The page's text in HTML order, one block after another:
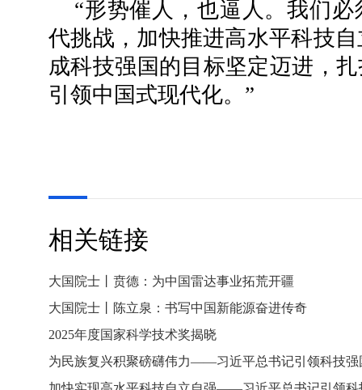
“形势催人，也逼人。我们
代挑战，加快推进高水平科技
成科技强国的目标坚定迈进，
引领中国式现代化。”
相关链接
大国院士丨贲德：为中国雷达事业拓荒开疆
大国院士丨陈立泉：书写中国新能源奋进传奇
2025年度国家科学技术奖揭晓
为民族复兴积聚磅礴伟力——习近平总书记引领科技强